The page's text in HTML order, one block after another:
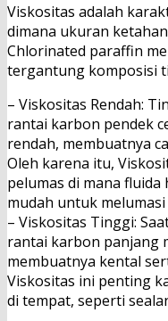
Viskositas adalah
dimana ukuran
Chlorinated paraffin
tergantung komposisi
– Viskositas Rendah:
rantai karbon pendek
rendah, membuatnya
Oleh karena itu,
pelumas di mana
mudah untuk
– Viskositas Tinggi:
rantai karbon panjang
membuatnya kental
Viskositas ini penting
di tempat, seperti